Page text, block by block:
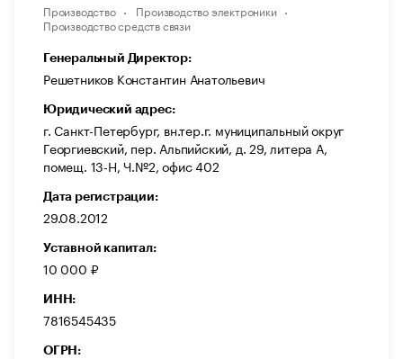
Производство
Производство электроники
Производство средств связи
Генеральный Директор:
Решетников Константин Анатольевич
Юридический адрес:
г. Санкт-Петербург, вн.тер.г. муниципальный округ
Георгиевский, пер. Альпийский, д. 29, литера А,
помещ. 13-Н, Ч.№2, офис 402
Дата регистрации:
29.08.2012
Уставной капитал:
10 000 ₽
ИНН:
7816545435
ОГРН: